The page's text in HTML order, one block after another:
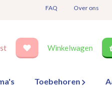
FAQ Over ons
Winkelwagen
Toebehoren